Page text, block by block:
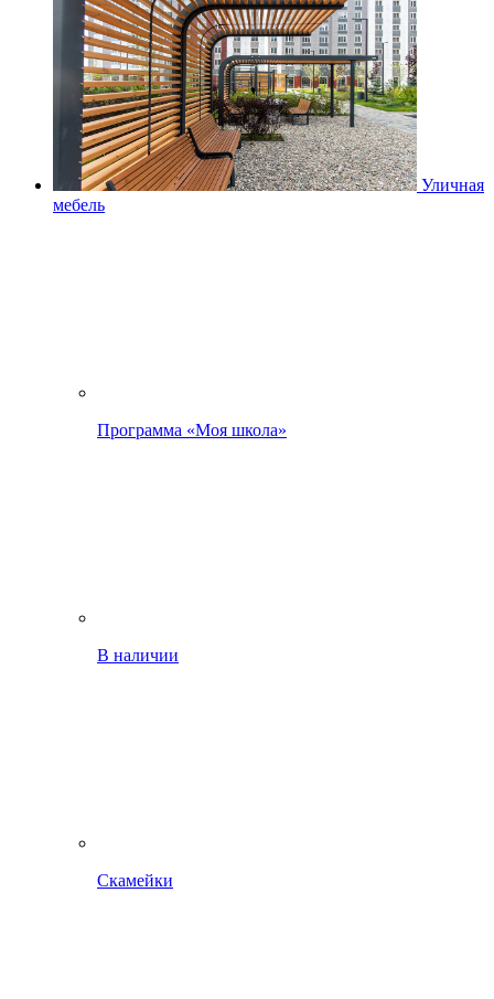
Уличная
мебель
Программа «Моя школа»
В наличии
Скамейки